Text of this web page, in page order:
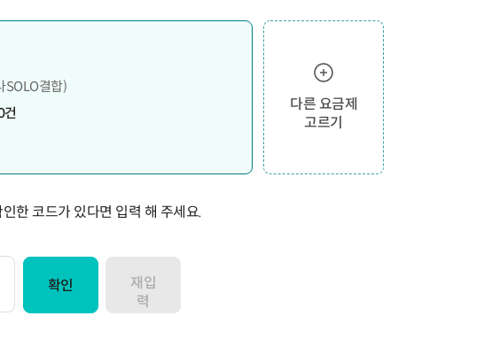
SOLO결합)
건
다른 요금제
고르기
한 코드가 있다면 입력 해 주세요.
확인
재입
력